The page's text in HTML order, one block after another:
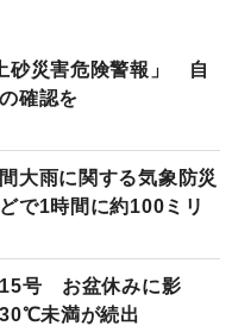
砂災害危険警報」 自
確認を
大雨に関する気象防災
で1時間に約100ミリ
15号 お盆休みに影
未満が続出